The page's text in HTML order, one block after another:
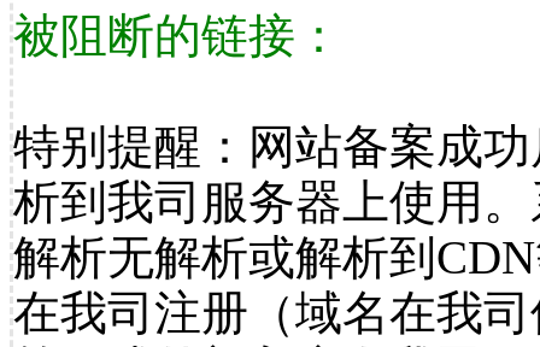
被阻断的链接：
特别提醒：网站备案成
析到我司服务器上使用
解析无解析或解析到
在我司注册（域名在我